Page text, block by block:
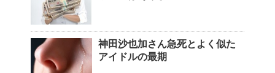
神田沙也加さん急死とよく似た
アイドルの最期